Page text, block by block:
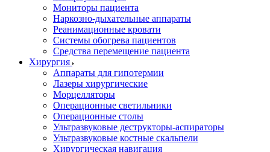
Мониторы пациента
Наркозно-дыхательные аппараты
Реанимационные кровати
Системы обогрева пациентов
Средства перемещение пациента
Хирургия
Аппараты для гипотермии
Лазеры хирургические
Морцелляторы
Операционные светильники
Операционные столы
Ультразвуковые деструкторы-аспираторы
Ультразвуковые костные скальпели
Хирургическая навигация